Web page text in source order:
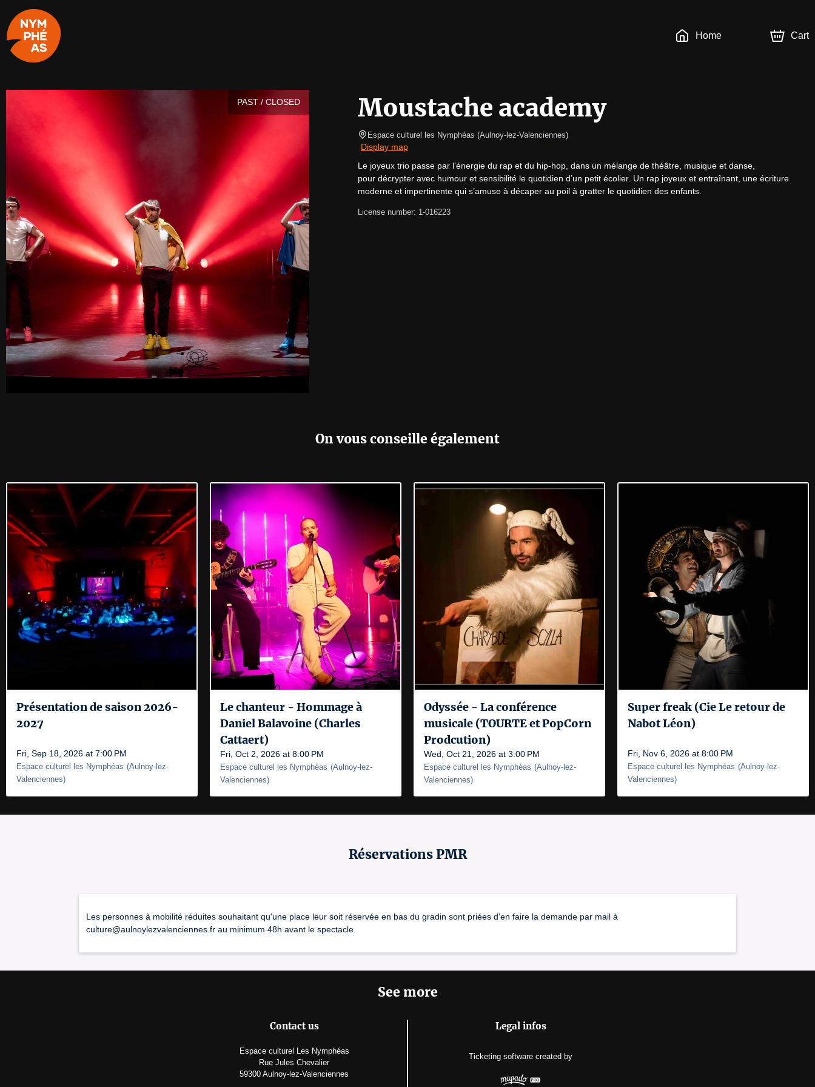
Home Cart
PAST / CLOSED Moustache academy
Espace culturel les Nymphéas (Aulnoy-lez-Valenciennes)
Display map
Le joyeux trio passe par l’énergie du rap et du hip-hop, dans un mélange de théâtre, musique et danse,
pour décrypter avec humour et sensibilité le quotidien d’un petit écolier. Un rap joyeux et entraînant, une écriture
moderne et impertinente qui s’amuse à décaper au poil à gratter le quotidien des enfants.
License number: 1-016223
On vous conseille également
Présentation de saison 2026-
2027
Fri, Sep 18, 2026 at 7:00 PM
Espace culturel les Nymphéas (Aulnoy-lez-
Valenciennes)
Le chanteur - Hommage à
Daniel Balavoine (Charles
Cattaert)
Fri, Oct 2, 2026 at 8:00 PM
Espace culturel les Nymphéas (Aulnoy-lez-
Valenciennes)
Odyssée - La conférence
musicale (TOURTE et PopCorn
Prodcution)
Wed, Oct 21, 2026 at 3:00 PM
Espace culturel les Nymphéas (Aulnoy-lez-
Valenciennes)
Super freak (Cie Le retour de
Nabot Léon)
Fri, Nov 6, 2026 at 8:00 PM
Espace culturel les Nymphéas (Aulnoy-lez-
Valenciennes)
Réservations PMR
Les personnes à mobilité réduites souhaitant qu'une place leur soit réservée en bas du gradin sont priées d'en faire la demande par mail à
culture@aulnoylezvalenciennes.fr au minimum 48h avant le spectacle.
See more
Contact us
Espace culturel Les Nymphéas
Rue Jules Chevalier
59300 Aulnoy-lez-Valenciennes
Legal infos
Ticketing software created by